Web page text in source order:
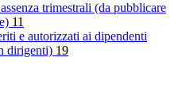
trimestrali (da pubblicare
11
e autorizzati ai dipendenti
dirigenti) 19